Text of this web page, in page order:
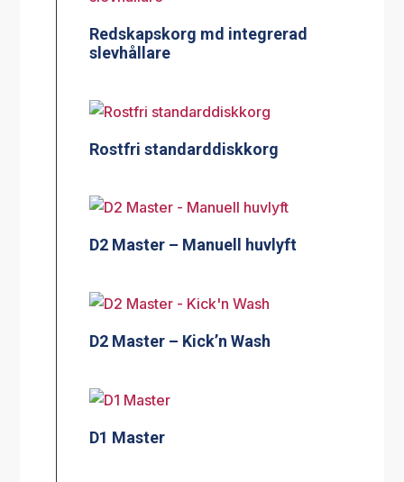
Redskapskorg md integrerad
slevhållare
Rostfri standarddiskkorg
D2 Master – Manuell huvlyft
D2 Master – Kick’n Wash
D1 Master